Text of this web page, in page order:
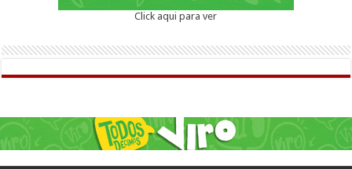
Click aqui para ver